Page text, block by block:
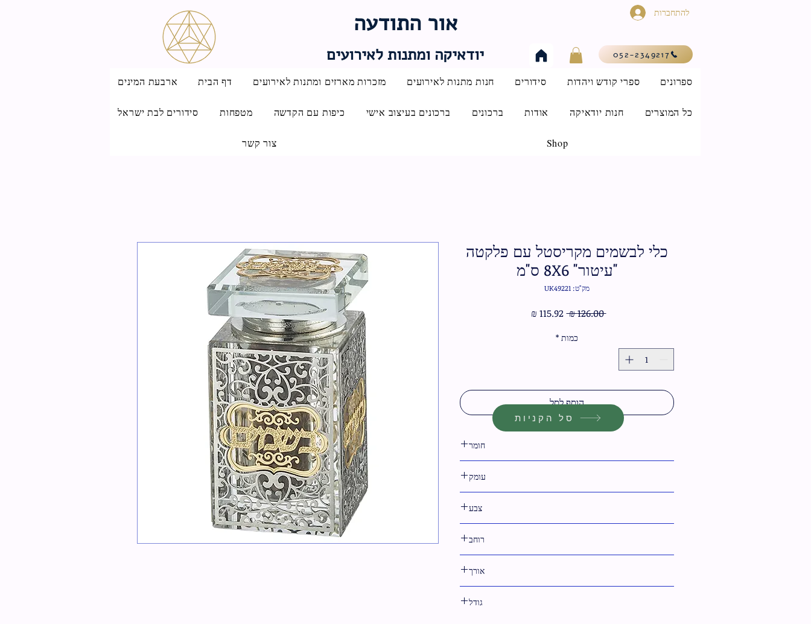
אור התודעה
יודאיקה ומתנות לאירועים
להתחברות
052-2349217
ארבעת המינים דף הבית מזכרות מארזים ומתנות לאירועים חנות מתנות לאירועים סידורים ספרי קודש ויהדות ספרונים
סידורים לבת ישראל מטפחות כיפות עם הקדשה ברכונים בעיצוב אישי ברכונים אודות חנות יודאיקה כל המוצרים
צור קשר Shop
כלי לבשמים מקריסטל עם פלקטה
"עיטור" 8X6 ס"מ
מק"ט: UK49221
‏126.00 ‏₪
מחיר
‏115.92 ‏₪
כמות *
הוסף לסל
חומר
עומק
צבע
רוחב
אורך
גודל
סל הקניות